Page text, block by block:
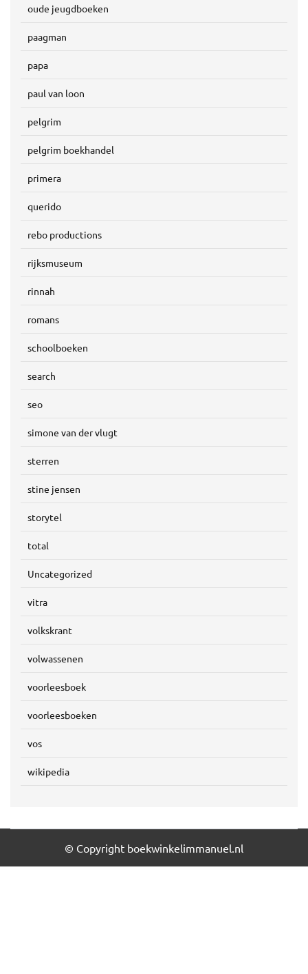
oude jeugdboeken
paagman
papa
paul van loon
pelgrim
pelgrim boekhandel
primera
querido
rebo productions
rijksmuseum
rinnah
romans
schoolboeken
search
seo
simone van der vlugt
sterren
stine jensen
storytel
total
Uncategorized
vitra
volkskrant
volwassenen
voorleesboek
voorleesboeken
vos
wikipedia
© Copyright boekwinkelimmanuel.nl